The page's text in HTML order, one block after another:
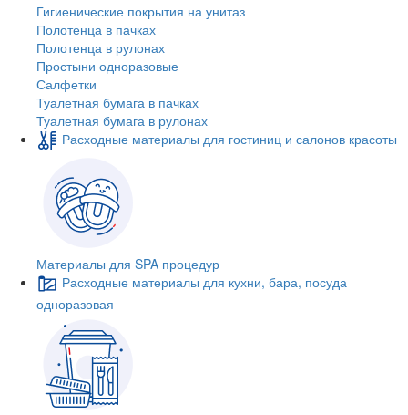
Гигиенические покрытия на унитаз
Полотенца в пачках
Полотенца в рулонах
Простыни одноразовые
Салфетки
Туалетная бумага в пачках
Туалетная бумага в рулонах
Расходные материалы для гостиниц и салонов красоты
Материалы для SPA процедур
Расходные материалы для кухни, бара, посуда
одноразовая